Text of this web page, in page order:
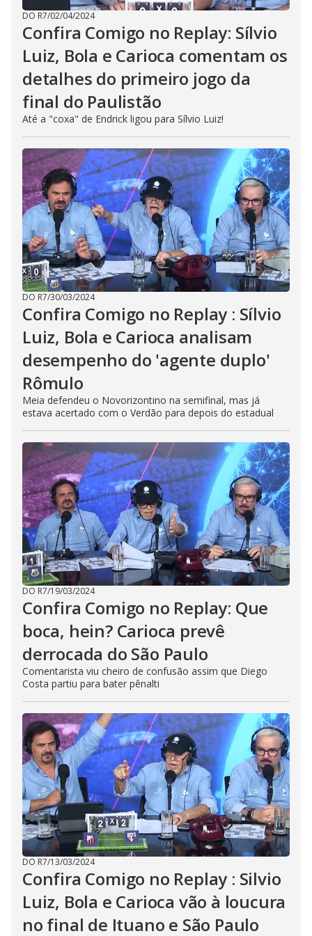
DO R7/02/04/2024
Confira Comigo no Replay: Sílvio
Luiz, Bola e Carioca comentam os
detalhes do primeiro jogo da
final do Paulistão
Até a "coxa" de Endrick ligou para Sílvio Luiz!
DO R7/30/03/2024
Confira Comigo no Replay : Sílvio
Luiz, Bola e Carioca analisam
desempenho do 'agente duplo'
Rômulo
Meia defendeu o Novorizontino na semifinal, mas já
estava acertado com o Verdão para depois do estadual
DO R7/19/03/2024
Confira Comigo no Replay: Que
boca, hein? Carioca prevê
derrocada do São Paulo
Comentarista viu cheiro de confusão assim que Diego
Costa partiu para bater pênalti
DO R7/13/03/2024
Confira Comigo no Replay : Silvio
Luiz, Bola e Carioca vão à loucura
no final de Ituano e São Paulo